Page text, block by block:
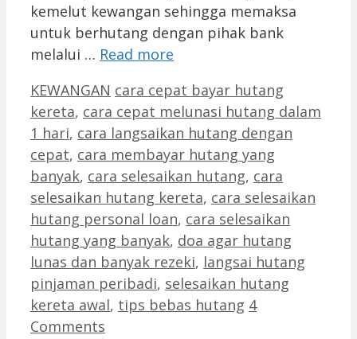
kemelut kewangan sehingga memaksa
untuk berhutang dengan pihak bank
melalui … Read more
Categories
KEWANGAN Tags
cara cepat bayar hutang
kereta, cara cepat melunasi hutang dalam
1 hari, cara langsaikan hutang dengan
cepat, cara membayar hutang yang
banyak, cara selesaikan hutang, cara
selesaikan hutang kereta, cara selesaikan
hutang personal loan, cara selesaikan
hutang yang banyak, doa agar hutang
lunas dan banyak rezeki, langsai hutang
pinjaman peribadi, selesaikan hutang
kereta awal, tips bebas hutang 4
Comments